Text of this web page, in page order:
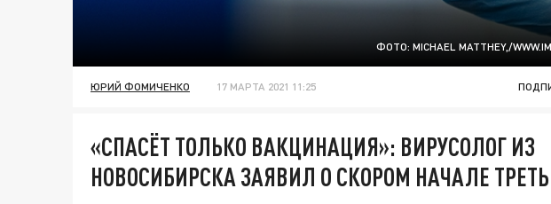
ФОТО: MICHAEL MATTHEY,/
ЮРИЙ ФОМИЧЕНКО 17 МАРТА 2021 11:25
«СПАСЁТ ТОЛЬКО ВАКЦИНАЦИЯ»: ВИРУСОЛОГ ИЗ
НОВОСИБИРСКА ЗАЯВИЛ О СКОРОМ НАЧАЛЕ